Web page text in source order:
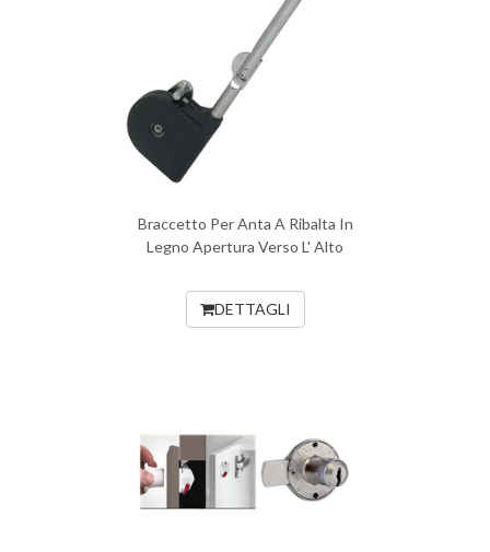
Braccetto Per Anta A Ribalta In
Legno Apertura Verso L' Alto
DETTAGLI